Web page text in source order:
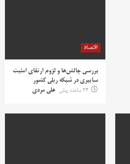
اقتصاد
بررسی چالش‌ها و لزوم ارتقای امنیت
سایبری در شبکه ریلی کشور
24 ساعت پیش
علی مردی